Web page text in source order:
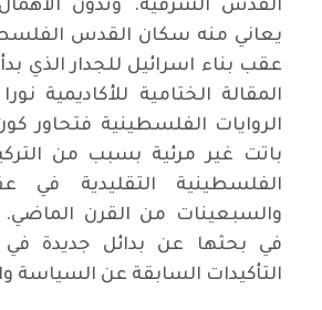
القدس الشرقية. وتدوّن
يعاني منه سكان القدس
المقالة الختامية للأكاديمية
الروايات الفلسطينية فتحاور
باتت غير مرئية بسبب من
الفلسطينية التقليدية في
والسبعينات من القرن الماضي.
في بحثها عن بدائل جديدة
التأكيدات السابقة عن السياسة